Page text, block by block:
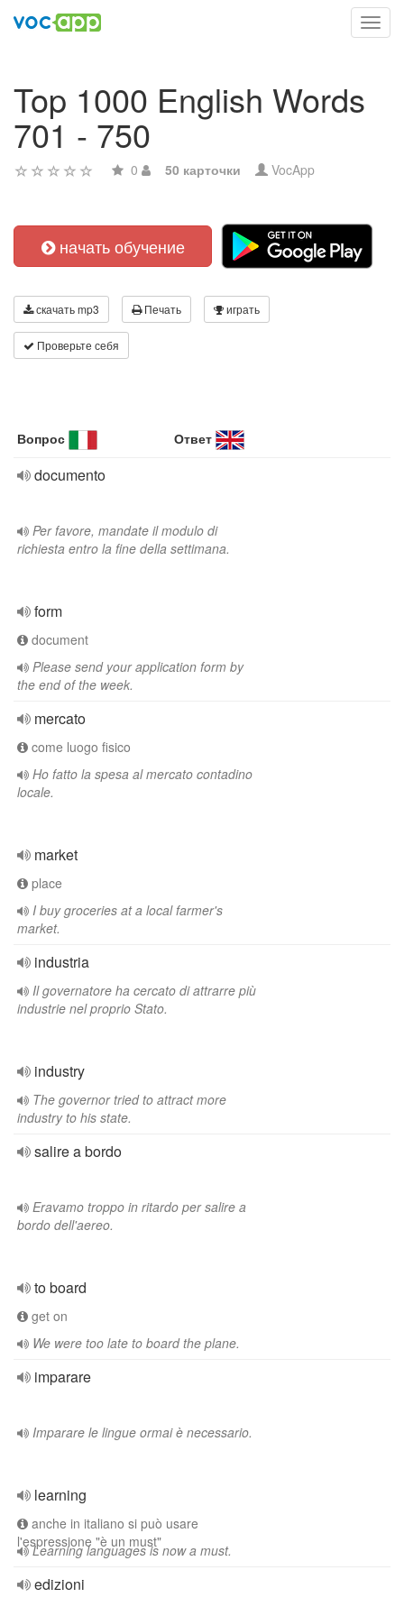
Top 1000 English Words
701 - 750
0 50 карточки VocApp
начать обучение
скачать mp3 Печать играть
Проверьте себя
Вопрос Ответ
documento
Per favore, mandate il modulo di
richiesta entro la fine della settimana.
form
document
Please send your application form by
the end of the week.
mercato
come luogo fisico
Ho fatto la spesa al mercato contadino
locale.
market
place
I buy groceries at a local farmer's
market.
industria
Il governatore ha cercato di attrarre più
industrie nel proprio Stato.
industry
The governor tried to attract more
industry to his state.
salire a bordo
Eravamo troppo in ritardo per salire a
bordo dell'aereo.
to board
get on
We were too late to board the plane.
imparare
Imparare le lingue ormai è necessario.
learning
anche in italiano si può usare
l'espressione "è un must"
Learning languages is now a must.
edizioni